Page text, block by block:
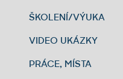
ŠKOLENÍ/VÝUKA
VIDEO UKÁZKY
PRÁCE, MÍSTA